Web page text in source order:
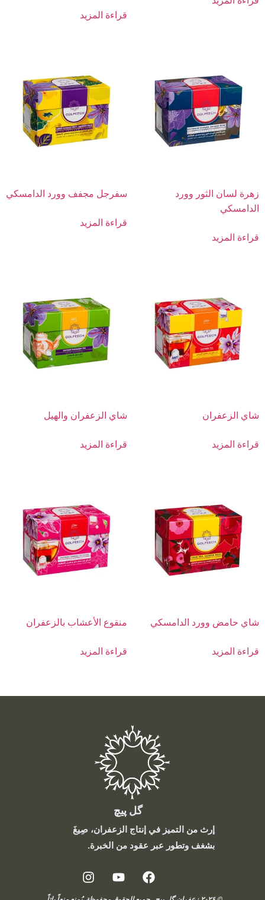
قراءة المزيد
زهرة لسان الثور وورد
الدامسكي
قراءة المزيد
سفرجل مجفف وورد الدامسكي
قراءة المزيد
شاي الزعفران
قراءة المزيد
شاي الزعفران والهيل
قراءة المزيد
شاي حامض وورد الدامسكي
قراءة المزيد
منقوع الأعشاب بالزعفران
قراءة المزيد
گل پیچ
إرث من التميز في إنتاج الزعفران، صِيغَ
بشغف وتطور عبر عقود من الخبرة.